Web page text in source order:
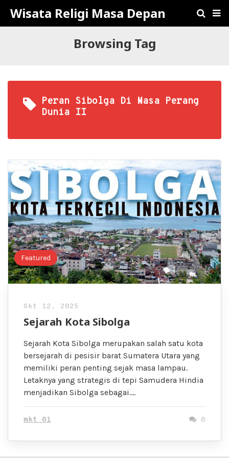
Wisata Religi Masa Depan
Browsing Tag
Peran Sibolga Di Masa Perang
Dunia II
Featured
Okt 12, 2025
Sejarah Kota Sibolga
Sejarah Kota Sibolga merupakan salah satu kota
bersejarah di pesisir barat Sumatera Utara yang
memiliki peran penting sejak masa lampau.
Letaknya yang strategis di tepi Samudera Hindia
menjadikan Sibolga sebagai….
mkt 01 0